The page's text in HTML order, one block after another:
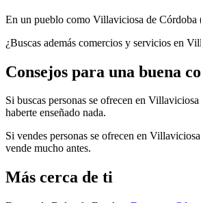
En un pueblo como Villaviciosa de Córdoba
¿Buscas además comercios y servicios en
Consejos para una buena
Si buscas personas se ofrecen en
haberte enseñado nada.
Si vendes personas se ofrecen en
vende mucho antes.
Más cerca de ti